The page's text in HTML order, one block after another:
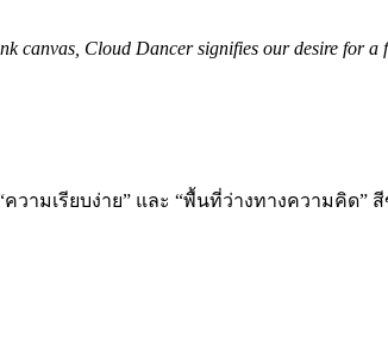
canvas, Cloud Dancer signifies our desire for a
ามเรียบง่าย” และ “พื้นที่ว่างทางความคิด”